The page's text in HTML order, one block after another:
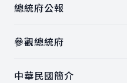
總統府公報
參觀總統府
中華民國簡介